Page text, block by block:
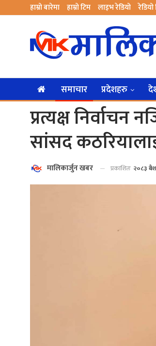
हाम्रो बारेमा हाम्रो टिम लाइभ रेडियो
समाचार प्रदेशहरु
प्रत्यक्ष निर्वाचन
सांसद
मालिकार्जुन खबर प्रकाशितः २०८३